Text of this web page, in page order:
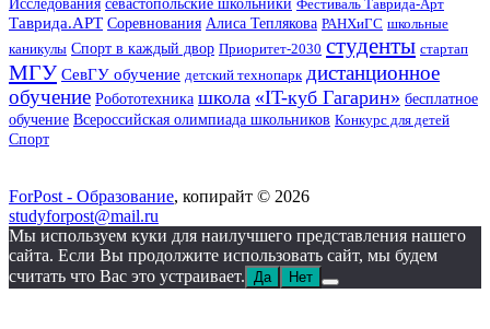
Исследования севастопольские школьники Фестиваль Таврида-Арт
Таврида.АРТ Соревнования Алиса Теплякова РАНХиГС школьные
каникулы Спорт в каждый двор Приоритет-2030 студенты стартап
МГУ СевГУ обучение детский технопарк дистанционное
обучение Робототехника школа «IT-куб Гагарин» бесплатное
обучение Всероссийская олимпиада школьников Конкурс для детей
Спорт
ForPost - Образование, копирайт © 2026
studyforpost@mail.ru
Мы используем куки для наилучшего представления нашего
сайта. Если Вы продолжите использовать сайт, мы будем
считать что Вас это устраивает. Да Нет